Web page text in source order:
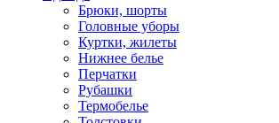
Брюки, шорты
Головные уборы
Куртки, жилеты
Нижнее белье
Перчатки
Рубашки
Термобелье